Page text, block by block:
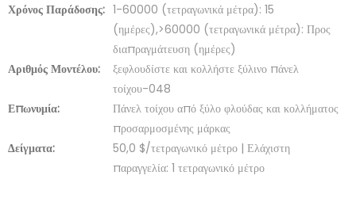
Χρόνος Παράδοσης: 1-60000 (τετραγωνικά μέτρα): 15
(ημέρες),>60000 (τετραγωνικά μέτρα): Προς
διαπραγμάτευση (ημέρες)
Αριθμός Μοντέλου:
ξεφλουδίστε και κολλήστε ξύλινο πάνελ
τοίχου-048
Επωνυμία:
Πάνελ τοίχου από ξύλο φλούδας και κολλήματος
προσαρμοσμένης μάρκας
Δείγματα:
50,0 $/τετραγωνικό μέτρο | Ελάχιστη
παραγγελία: 1 τετραγωνικό μέτρο